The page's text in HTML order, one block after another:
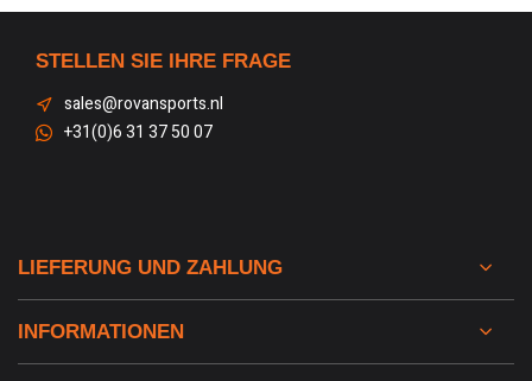
STELLEN SIE IHRE FRAGE
sales@rovansports.nl
+31(0)6 31 37 50 07
LIEFERUNG UND ZAHLUNG
INFORMATIONEN